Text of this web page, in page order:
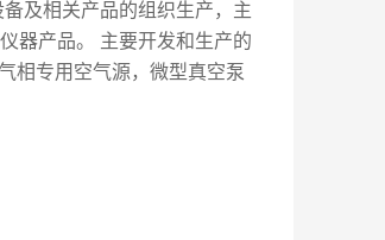
及相关产品的组织生产，主
器产品。 主要开发和生产的
相专用空气源，微型真空泵